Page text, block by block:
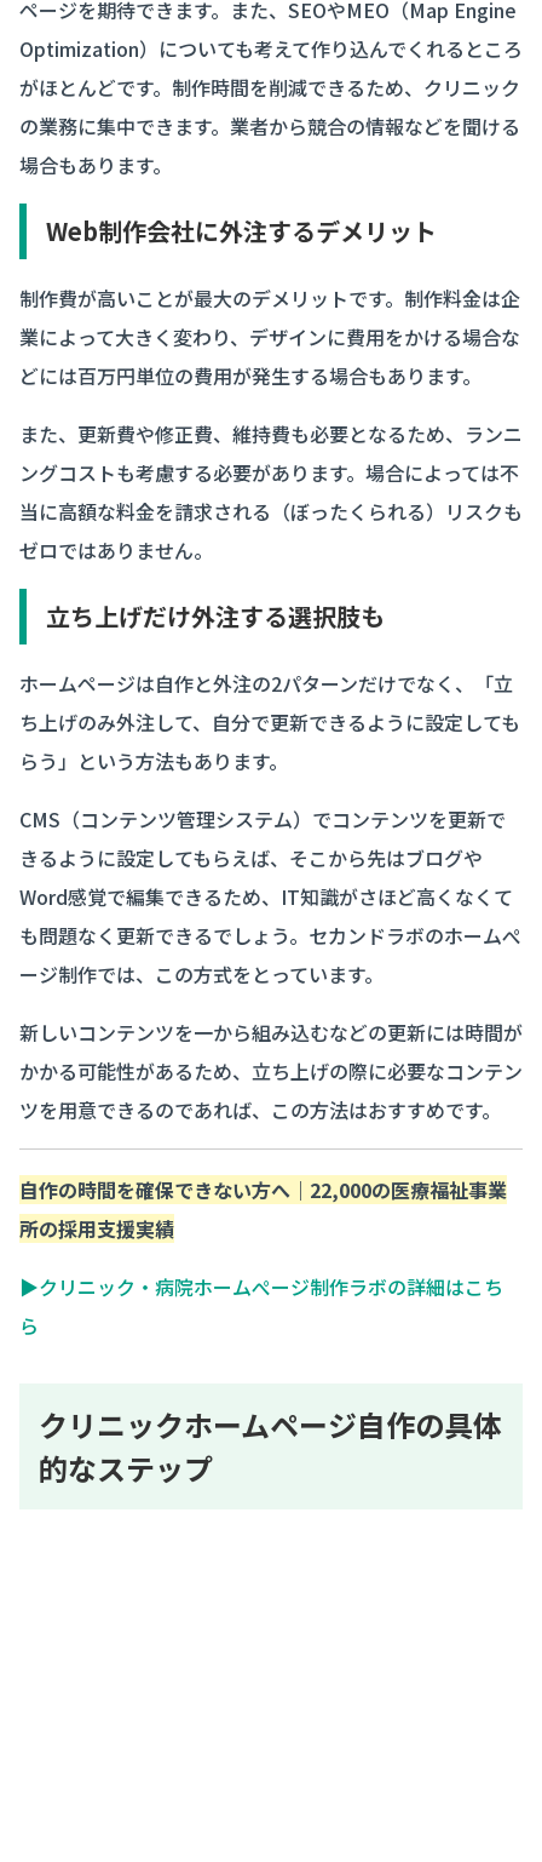
ページを期待できます。また、SEOやMEO（Map Engine
Optimization）についても考えて作り込んでくれるところ
がほとんどです。制作時間を削減できるため、クリニック
の業務に集中できます。業者から競合の情報などを聞ける
場合もあります。
Web制作会社に外注するデメリット
制作費が高いことが最大のデメリットです。制作料金は企
業によって大きく変わり、デザインに費用をかける場合な
どには百万円単位の費用が発生する場合もあります。
また、更新費や修正費、維持費も必要となるため、ランニ
ングコストも考慮する必要があります。場合によっては不
当に高額な料金を請求される（ぼったくられる）リスクも
ゼロではありません。
立ち上げだけ外注する選択肢も
ホームページは自作と外注の2パターンだけでなく、「立
ち上げのみ外注して、自分で更新できるように設定しても
らう」という方法もあります。
CMS（コンテンツ管理システム）でコンテンツを更新で
きるように設定してもらえば、そこから先はブログや
Word感覚で編集できるため、IT知識がさほど高くなくて
も問題なく更新できるでしょう。セカンドラボのホームぺ
ージ制作では、この方式をとっています。
新しいコンテンツを一から組み込むなどの更新には時間が
かかる可能性があるため、立ち上げの際に必要なコンテン
ツを用意できるのであれば、この方法はおすすめです。
自作の時間を確保できない方へ｜22,000の医療福祉事業
所の採用支援実績
▶クリニック・病院ホームぺージ制作ラボの詳細はこち
ら
クリニックホームページ自作の具体
的なステップ